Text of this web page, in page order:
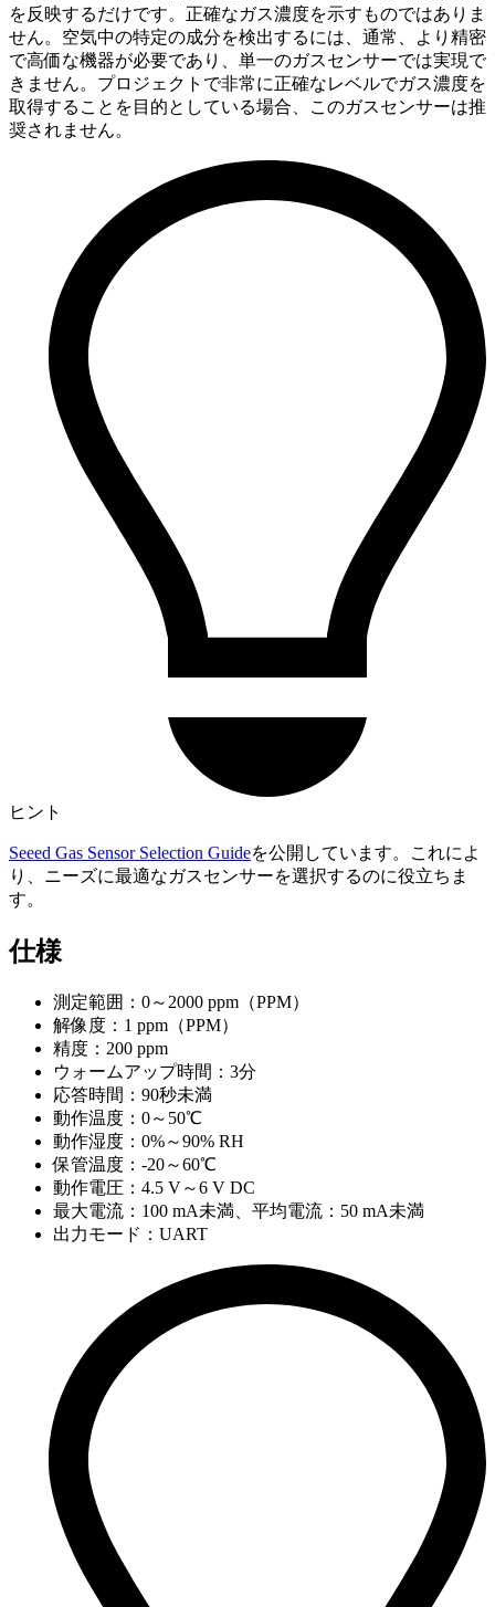
を反映するだけです。正確なガス濃度を示すものではありま
せん。空気中の特定の成分を検出するには、通常、より精密
で高価な機器が必要であり、単一のガスセンサーでは実現で
きません。プロジェクトで非常に正確なレベルでガス濃度を
取得することを目的としている場合、このガスセンサーは推
奨されません。
ヒント
Seeed Gas Sensor Selection Guideを公開しています。これによ
り、ニーズに最適なガスセンサーを選択するのに役立ちま
す。
仕様
測定範囲：0～2000 ppm（PPM）
解像度：1 ppm（PPM）
精度：200 ppm
ウォームアップ時間：3分
応答時間：90秒未満
動作温度：0～50℃
動作湿度：0%～90% RH
保管温度：-20～60℃
動作電圧：4.5 V～6 V DC
最大電流：100 mA未満、平均電流：50 mA未満
出力モード：UART